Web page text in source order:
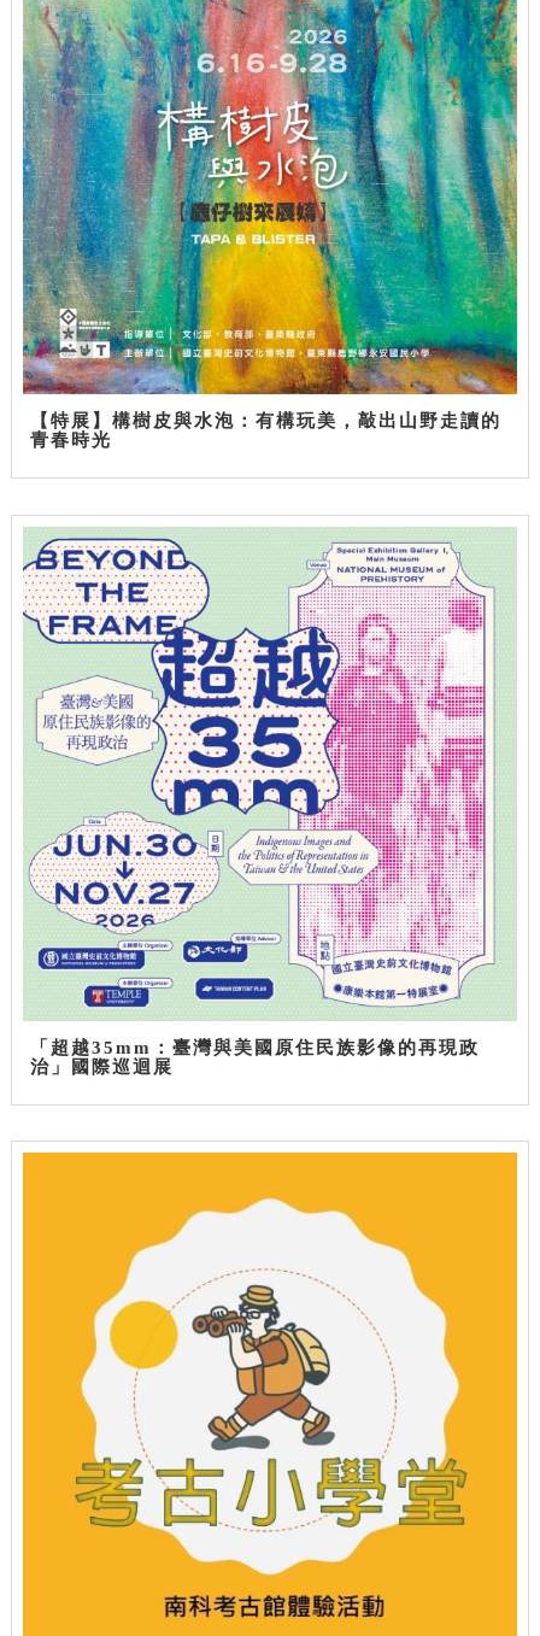
【特展】構樹皮與水泡：有構玩美，敲出山野走讀的
青春時光
「超越35mm：臺灣與美國原住民族影像的再現政
治」國際巡迴展